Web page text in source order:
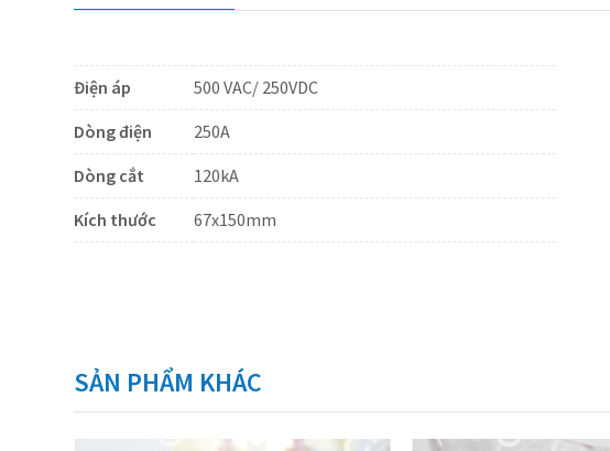
Điện áp
500 VAC/ 250VDC
Dòng điện
250A
Dòng cắt
120kA
Kích thước
67x150mm
SẢN PHẨM KHÁC